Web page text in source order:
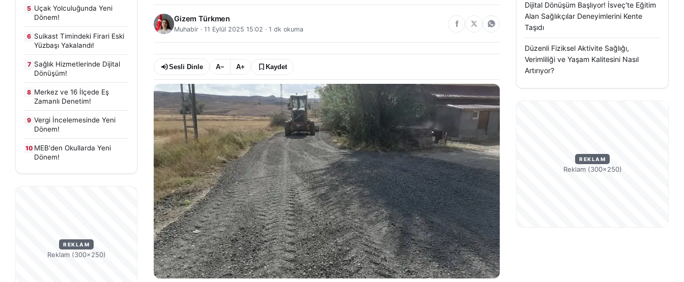
5 Uçak Yolculuğunda Yeni
Dönem!
6 Suikast Timindeki Firari Eski
Yüzbaşı Yakalandı!
7 Sağlık Hizmetlerinde Dijital
Dönüşüm!
8 Merkez ve 16 İlçede Eş
Zamanlı Denetim!
9 Vergi İncelemesinde Yeni
Dönem!
10 MEB'den Okullarda Yeni
Dönem!
REKLAM
Reklam (300×250)
Gizem Türkmen
Muhabir · 11 Eylül 2025 15:02 · 1 dk okuma
Sesli Dinle A− A+ Kaydet
Dijital Dönüşüm Başlıyor! İsveç'te Eğitim
Alan Sağlıkçılar Deneyimlerini Kente
Taşıdı
Düzenli Fiziksel Aktivite Sağlığı,
Verimliliği ve Yaşam Kalitesini Nasıl
Artırıyor?
REKLAM
Reklam (300×250)